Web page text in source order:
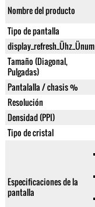
Nombre del producto
Tipo de pantalla
display_refresh_Ühz_Ünum
Tamaño (Diagonal,
Pulgadas)
Pantalalla / chasis %
Resolución
Densidad (PPI)
Tipo de cristal
Especificaciones de la
pantalla